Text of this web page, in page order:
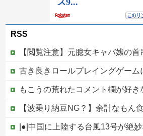
RSS
【閲覧注意】元臆女キャバ嬢の首吊り自●配信、拡散され
古き良きロールプレイングゲーム
もこうの荒れたコメント欄が好きな
【波乗り納豆NG？】余計なもん食わないで納豆食っとき
|●|中国に上陸する台風13号が絶妙なコースを辿っている！と話題に、中国の重